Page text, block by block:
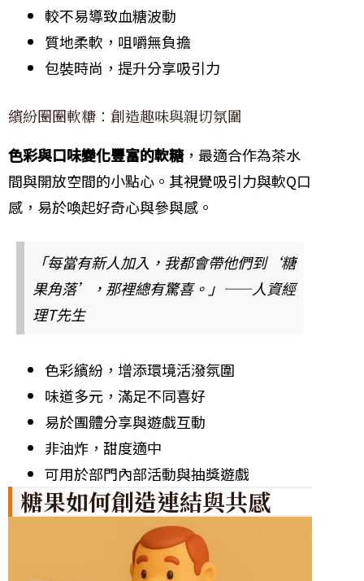
較不易導致血糖波動
質地柔軟，咀嚼無負擔
包裝時尚，提升分享吸引力
繽紛圈圈軟糖：創造趣味與親切氛圍
色彩與口味變化豐富的軟糖，最適合作為茶水
間與開放空間的小點心。其視覺吸引力與軟Q口
感，易於喚起好奇心與參與感。
「每當有新人加入，我都會帶他們到‘糖
果角落’，那裡總有驚喜。」——人資經
理T先生
色彩繽紛，增添環境活潑氛圍
味道多元，滿足不同喜好
易於團體分享與遊戲互動
非油炸，甜度適中
可用於部門內部活動與抽獎遊戲
糖果如何創造連結與共感